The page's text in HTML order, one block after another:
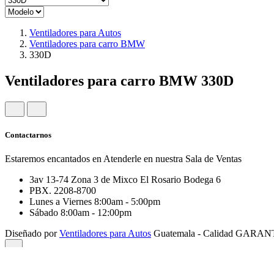
Ventiladores para Autos
Ventiladores para carro BMW
330D
Ventiladores para carro BMW 330D
Contactarnos
Estaremos encantados en Atenderle en nuestra Sala de Ventas
3av 13-74 Zona 3 de Mixco El Rosario Bodega 6
PBX. 2208-8700
Lunes a Viernes 8:00am - 5:00pm
Sábado 8:00am - 12:00pm
Diseñado porVentiladores para Autos Guatemala - Calidad